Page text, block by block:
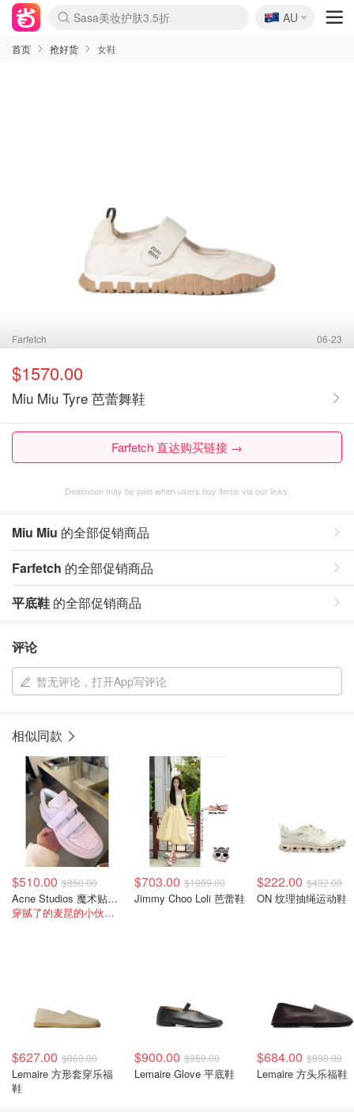
lululemon折扣上新
Sasa美妆护肤3.5折
SSENSE年中2.5折
FreshBeauty好价汇总
Cettire降价+叠9折
WWS Coles超市实拍
viagogo二手票捡漏
Myer超级周末
The Outnet奢牌1折起
David Jones 3折起
Flannels大牌1折
Perfumes Club护肤1折
AMIRO面罩$251
Amazon折扣汇总
eToro入金$200送$50
Amazon数码好物
ICONIC本周7.5折
ThedoubleF高奢地板价
Moose Knuckles 6折
丝芙兰5折起
EUFY摄像头$98
Selenichast首饰2折
Trip机票酒店促销
YSL送5件彩妆礼
Amazon家居好物
Amazon美妆护肤
雅漾大喷$8
过敏原检测盒$33
伊索独家赠50ml沐浴露
科颜氏高保湿面霜$29
SEALIFE海洋馆门票6折
丝塔芙大白罐$16
订阅Newsletter送香薰
Cult Beauty 6.8折
Harrods圣诞日历$525
LN-CC奢牌私促3折
d'Alba空姐喷雾$16
EVE LOM套装£56
Bernardelli独家4折
Adore Beauty 6折起
CT圣诞日历
Mytheresa奢品2.7折
Luxury Escapes 9折
Currentbody美容仪$881
MOON Garden Live
Roborock扫地机$649
Tingo Life水杯$24
Valentino官网5折
CR洗护套装$23
修丽可4件套$159
Myer彩妆2件7折
GANNI官网4.5折
Stylevana韩妆4折
Tessabit高奢8.5折
OGX洗发水$11
Amazon阿德莱德次日达
卡诗8.5折+赠礼
Philips Hue灯具8折
🇦🇺
AU
首页 抢好货 女鞋
Farfetch 06-23
$1570.00
Miu Miu Tyre 芭蕾舞鞋
Farfetch 直达购买链接 →
Dealmoon may be paid when users buy items via our links.
Miu Miu 的全部促销商品
Farfetch 的全部促销商品
平底鞋 的全部促销商品
评论
暂无评论，打开App写评论
相似同款
$510.00 $850.00
Acne Studios 魔术贴厚底鞋
穿腻了的麦昆的小伙伴看过来
$703.00 $1989.00
Jimmy Choo Loli 芭蕾鞋
$222.00 $432.00
ON 纹理抽绳运动鞋
$627.00 $860.00
Lemaire 方形套穿乐福
鞋
$900.00 $959.00
Lemaire Glove 平底鞋
$684.00 $898.00
Lemaire 方头乐福鞋